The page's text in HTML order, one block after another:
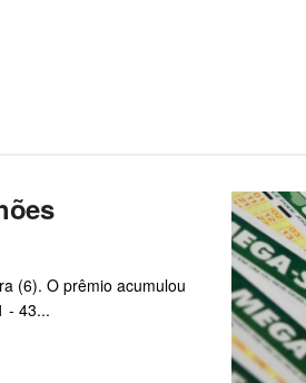
(6). O prêmio acumulou
- 43...